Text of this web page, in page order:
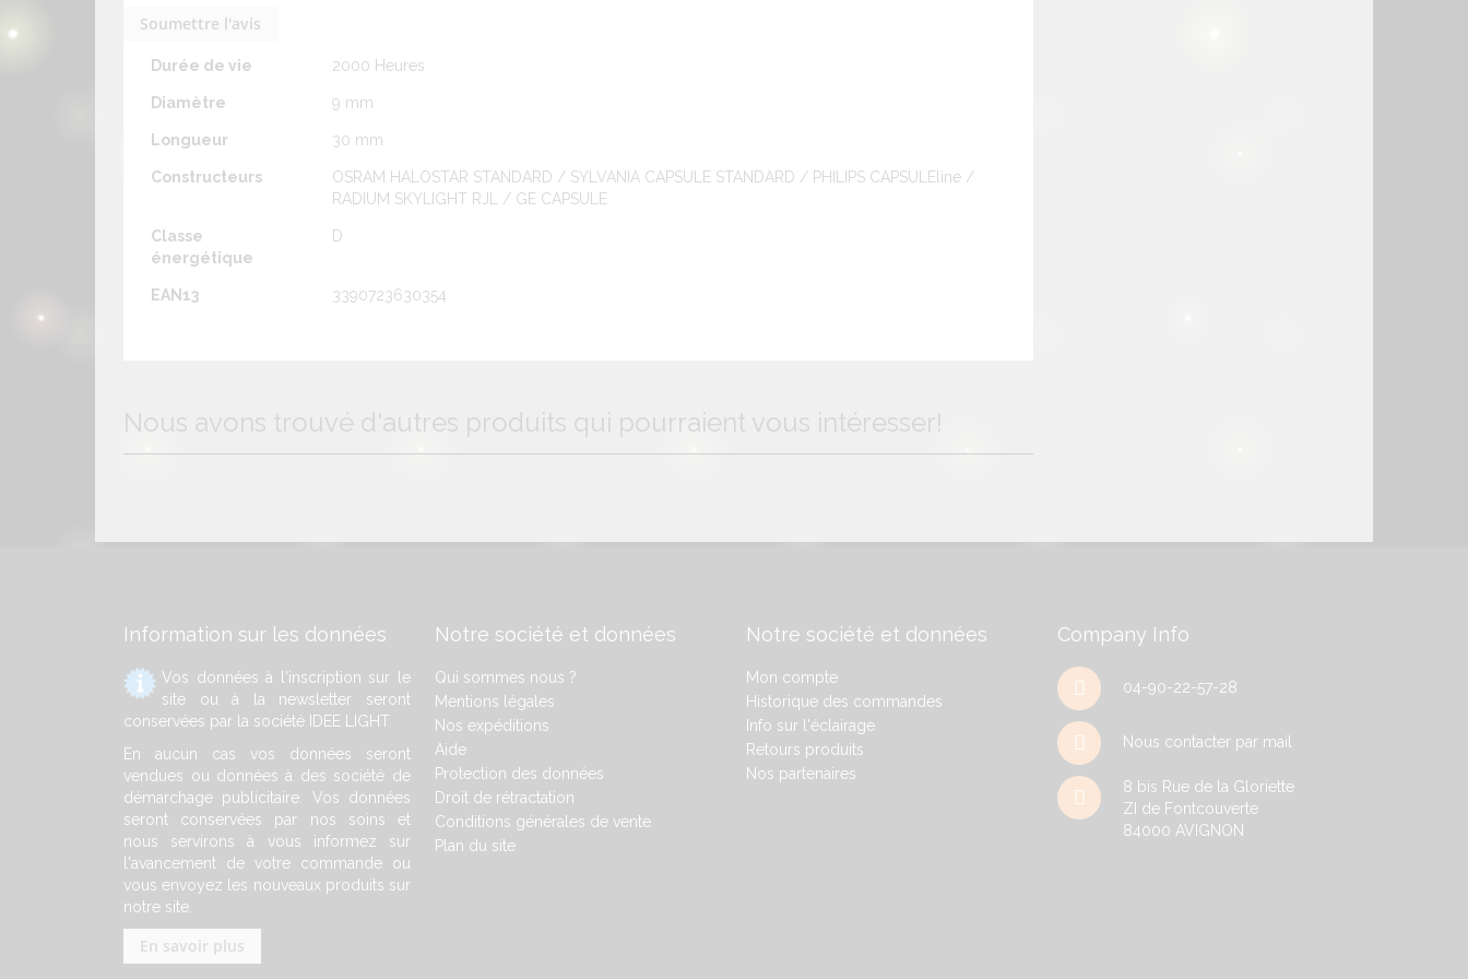
Flux
Durée de vie 2000 Heures
Diamètre 9 mm
Longueur 30 mm
Constructeurs
OSRAM HALOSTAR STANDARD / SYLVANIA CAPSULE STANDARD / PHILIPS CAPSULEline /
RADIUM SKYLIGHT RJL / GE CAPSULE
Classe
énergétique
D
EAN13 3390723630354
Soumettre l'avis
Nous avons trouvé d'autres produits qui pourraient vous intéresser!
Information sur les données
Vos données à l'inscription sur le
site ou à la newsletter seront
conservées par la société IDEE LIGHT
En aucun cas vos données seront
vendues ou données à des société de
démarchage publicitaire. Vos données
seront conservées par nos soins et
nous servirons à vous informez sur
l'avancement de votre commande ou
vous envoyez les nouveaux produits sur
notre site.
En savoir plus
Notre société et données
Qui sommes nous ?
Mentions légales
Nos expéditions
Aide
Protection des données
Droit de rétractation
Conditions générales de vente
Plan du site
Notre société et données
Mon compte
Historique des commandes
Info sur l'éclairage
Retours produits
Nos partenaires
Company Info
04-90-22-57-28
Nous contacter par mail
8 bis Rue de la Gloriette
ZI de Fontcouverte
84000 AVIGNON